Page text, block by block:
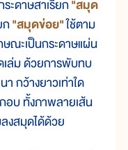
ดาษสาเรียก"สมุด
ก"สมุดข่อย"ใช้ตาม
ณะเป็นกระดาษแผ่น
ล่ม ด้วยการพับทบ
กว้างยาวเท่าใด
อบ ทั้งภาพลายเส้น
งสมุดได้ด้วย